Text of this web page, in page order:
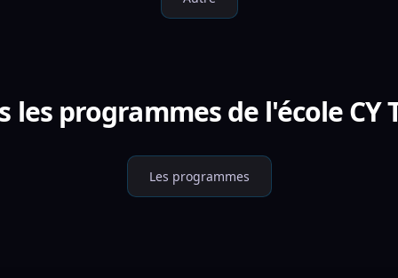
les programmes de l'école CY
Les programmes